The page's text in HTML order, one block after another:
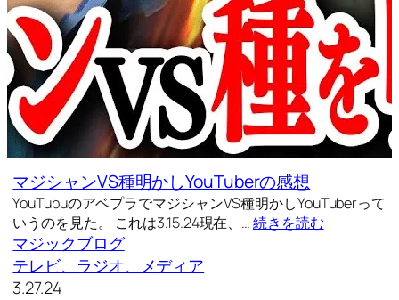
マジシャンVS種明かしYouTuberの感想
YouTubuのアベプラでマジシャンVS種明かしYouTuberって
いうのを見た。 これは3.15.24現在、…続きを読む
マジックブログ
テレビ、ラジオ、メディア
3.27.24